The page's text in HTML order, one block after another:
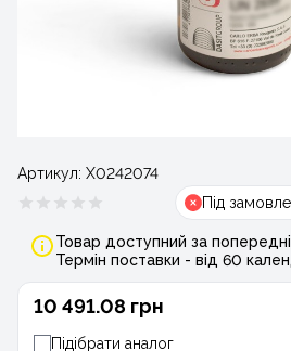
Артикул: Х0242074
Під
Товар доступний за
Термін поставки - від 60
10 491.08 грн
Підібрати аналог